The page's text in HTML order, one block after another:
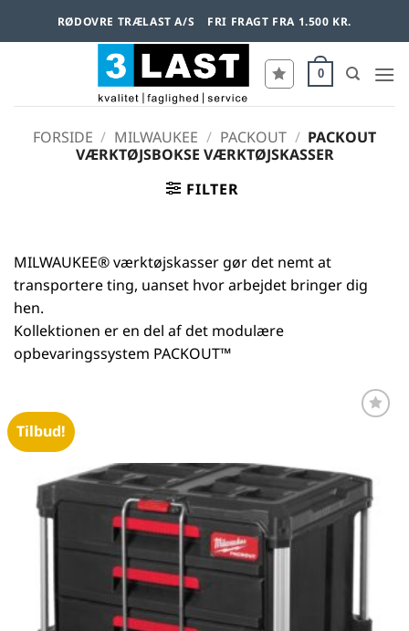
RØDOVRE TRÆLAST A/S FRI FRAGT FRA 1.500 KR.
0
FORSIDE / MILWAUKEE / PACKOUT / PACKOUT
VÆRKTØJSBOKSE VÆRKTØJSKASSER
FILTER
MILWAUKEE® værktøjskasser gør det nemt at
transportere ting, uanset hvor arbejdet bringer dig
hen.
Kollektionen er en del af det modulære
opbevaringssystem PACKOUT™
Tilbud!